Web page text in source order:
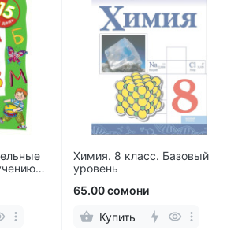
Химия. 8 класс. Базовый
уровень
65.00 сомони
Купить